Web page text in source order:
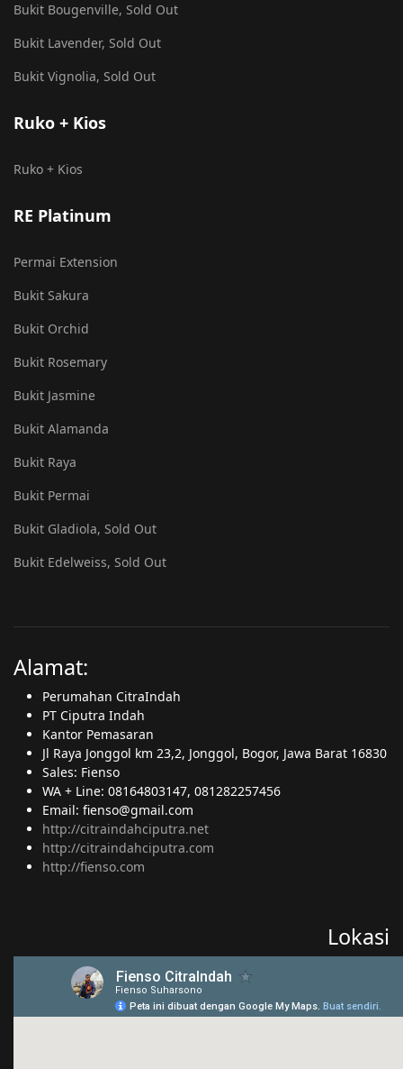
Bukit Bougenville, Sold Out
Bukit Lavender, Sold Out
Bukit Vignolia, Sold Out
Ruko + Kios
Ruko + Kios
RE Platinum
Permai Extension
Bukit Sakura
Bukit Orchid
Bukit Rosemary
Bukit Jasmine
Bukit Alamanda
Bukit Raya
Bukit Permai
Bukit Gladiola, Sold Out
Bukit Edelweiss, Sold Out
Alamat:
Perumahan CitraIndah
PT Ciputra Indah
Kantor Pemasaran
Jl Raya Jonggol km 23,2, Jonggol, Bogor, Jawa Barat 16830
Sales: Fienso
WA + Line: 08164803147, 081282257456
Email: fienso@gmail.com
http://citraindahciputra.net
http://citraindahciputra.com
http://fienso.com
Lokasi